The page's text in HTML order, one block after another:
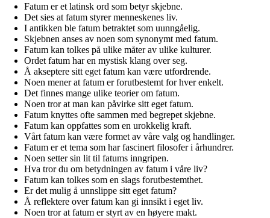
Fatum er et latinsk ord som betyr skjebne.
Det sies at fatum styrer menneskenes liv.
I antikken ble fatum betraktet som uunngåelig.
Skjebnen anses av noen som synonymt med fatum.
Fatum kan tolkes på ulike måter av ulike kulturer.
Ordet fatum har en mystisk klang over seg.
Å akseptere sitt eget fatum kan være utfordrende.
Noen mener at fatum er forutbestemt for hver enkelt.
Det finnes mange ulike teorier om fatum.
Noen tror at man kan påvirke sitt eget fatum.
Fatum knyttes ofte sammen med begrepet skjebne.
Fatum kan oppfattes som en urokkelig kraft.
Vårt fatum kan være formet av våre valg og handlinger.
Fatum er et tema som har fascinert filosofer i århundrer.
Noen setter sin lit til fatums inngripen.
Hva tror du om betydningen av fatum i våre liv?
Fatum kan tolkes som en slags forutbestemthet.
Er det mulig å unnslippe sitt eget fatum?
Å reflektere over fatum kan gi innsikt i eget liv.
Noen tror at fatum er styrt av en høyere makt.